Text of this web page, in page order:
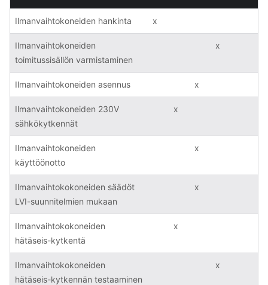
Ilmanvaihtokoneiden hankinta x
Ilmanvaihtokoneiden
toimitussisällön varmistaminen
x
Ilmanvaihtokoneiden asennus x
Ilmanvaihtokoneiden 230V
sähkökytkennät
x
Ilmanvaihtokoneiden
käyttöönotto
x
Ilmanvaihtokokoneiden säädöt
LVI-suunnitelmien mukaan
x
Ilmanvaihtokokoneiden
hätäseis-kytkentä
x
Ilmanvaihtokokoneiden
hätäseis-kytkennän testaaminen
x